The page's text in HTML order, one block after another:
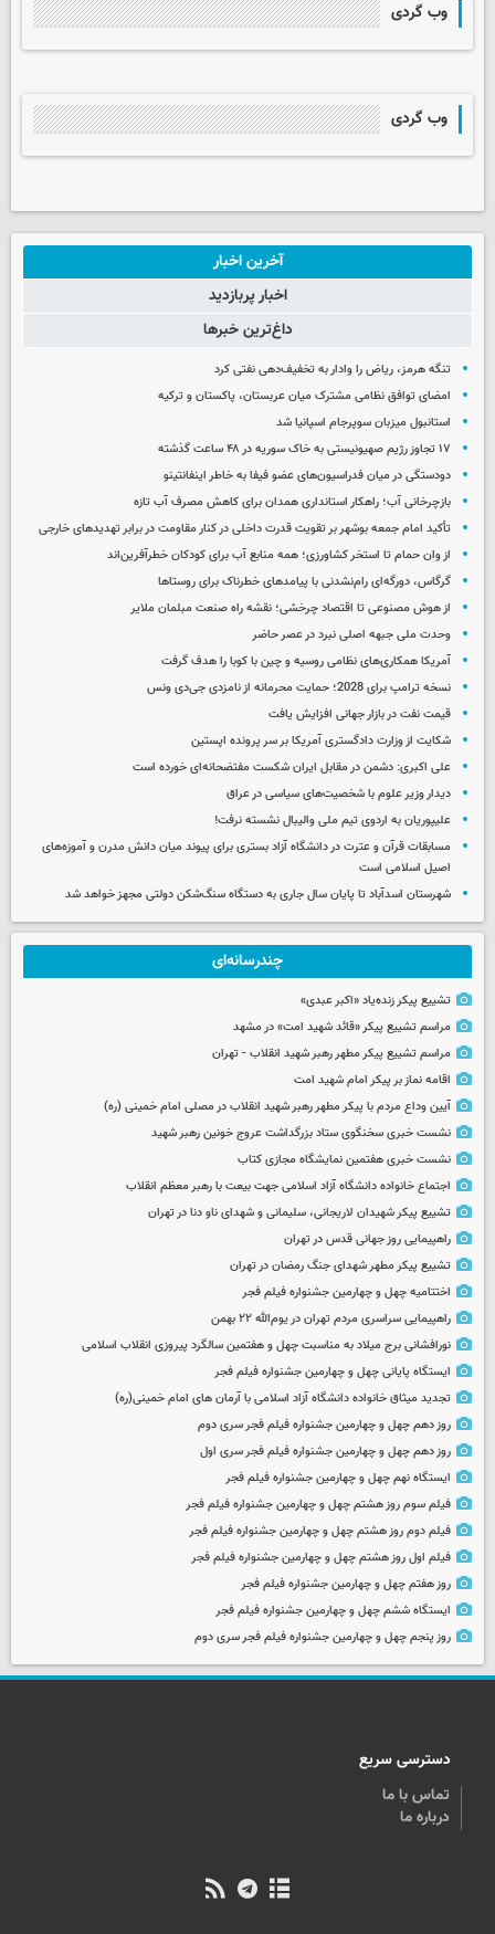
وب گردی
وب گردی
آخرین اخبار
اخبار پربازدید
داغ‌ترین خبرها
تنگه هرمز، ریاض را وادار به تخفیف‌دهی نفتی کرد
امضای توافق نظامی مشترک میان عربستان، پاکستان و ترکیه
استانبول میزبان سوپرجام اسپانیا شد
۱۷ تجاوز رژیم صهیونیستی به خاک سوریه در ۴۸ ساعت گذشته
دودستگی در میان فدراسیون‌های عضو فیفا به خاطر اینفانتینو
بازچرخانی آب؛ راهکار استانداری همدان برای کاهش مصرف آب تازه
تأکید امام جمعه بوشهر بر تقویت قدرت داخلی در کنار مقاومت در برابر تهدیدهای خارجی
از وان حمام تا استخر کشاورزی؛ همه منابع آب برای کودکان خطرآفرین‌اند
گرگاس، دورگه‌ای رام‌نشدنی با پیامدهای خطرناک برای روستاها
از هوش مصنوعی تا اقتصاد چرخشی؛ نقشه راه صنعت مبلمان ملایر
وحدت ملی جبهه اصلی نبرد در عصر حاضر
آمریکا همکاری‌های نظامی روسیه و چین با کوبا را هدف گرفت
نسخه ترامپ برای 2028؛ حمایت محرمانه از نامزدی جی‌دی ونس
قیمت نفت در بازار جهانی افزایش یافت
شکایت از وزارت دادگستری آمریکا بر سر پرونده اپستین
علی اکبری: دشمن در مقابل ایران شکست مفتضحانه‌ای خورده است
دیدار وزیر علوم با شخصیت‌های سیاسی در عراق
علیپوریان به اردوی تیم ملی والیبال نشسته نرفت!
مسابقات قرآن و عترت در دانشگاه آزاد بستری برای پیوند میان دانش مدرن و آموزه‌های
اصیل اسلامی است
شهرستان اسدآباد تا پایان سال جاری به دستگاه سنگ‌شکن دولتی مجهز خواهد شد
چندرسانه‌ای
تشییع پیکر زنده‌یاد «اکبر عبدی»
مراسم تشییع پیکر «قائد شهید امت» در مشهد
مراسم تشییع پیکر مطهر رهبر شهید انقلاب - تهران
اقامه نماز بر پیکر امام شهید امت
آیین وداع مردم با پیکر مطهر رهبر شهید انقلاب در مصلی امام خمینی (ره)
نشست خبری سخنگوی ستاد بزرگداشت عروج خونین رهبر شهید
نشست خبری هفتمین نمایشگاه مجازی کتاب
اجتماع خانواده دانشگاه آزاد اسلامی جهت بیعت با رهبر معظم انقلاب
تشییع پیکر شهیدان لاریجانی، سلیمانی و شهدای ناو دنا در تهران
راهپیمایی روز جهانی قدس در تهران
تشییع پیکر مطهر شهدای جنگ رمضان در تهران
اختتامیه چهل و چهارمین جشنواره فیلم فجر
راهپیمایی سراسری مردم تهران در یوم‌الله ۲۲ بهمن
نورافشانی برج میلاد به مناسبت چهل‌ و هفتمین سالگرد پیروزی انقلاب اسلامی
ایستگاه پایانی چهل و چهارمین جشنواره فیلم فجر
تجدید میثاق خانواده دانشگاه آزاد اسلامی با آرمان های امام خمینی(ره)
روز دهم چهل و چهارمین جشنواره فیلم فجر سری دوم
روز دهم چهل و چهارمین جشنواره فیلم فجر سری اول
ایستگاه نهم چهل و چهارمین جشنواره فیلم فجر
فیلم سوم روز هشتم چهل و چهارمین جشنواره فیلم فجر
فیلم دوم روز هشتم چهل و چهارمین جشنواره فیلم فجر
فیلم اول روز هشتم چهل و چهارمین جشنواره فیلم فجر
روز هفتم چهل و چهارمین جشنواره فیلم فجر
ایستگاه ششم چهل و چهارمین جشنواره فیلم فجر
روز پنجم چهل و چهارمین جشنواره فیلم فجر سری دوم
دسترسی سریع
تماس با ما
درباره ما